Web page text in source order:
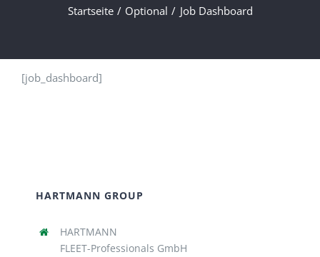
Startseite Optional Job Dashboard
[job_dashboard]
HARTMANN GROUP
HARTMANN
FLEET-Professionals GmbH